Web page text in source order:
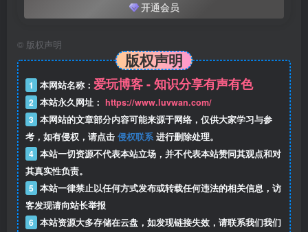
开通会员
© 版权声明
版权声明
1 本网站名称： 爱玩博客 - 知识分享有声有色
2 本站永久网址： https://www.luvwan.com/
3 本网站的文章部分内容可能来源于网络，仅供大家学习与参
考，如有侵权，请点击 侵权联系 进行删除处理。
4 本站一切资源不代表本站立场，并不代表本站赞同其观点和对
其真实性负责。
5 本站一律禁止以任何方式发布或转载任何违法的相关信息，访
客发现请向站长举报
6 本站资源大多存储在云盘，如发现链接失效，请联系我们我们